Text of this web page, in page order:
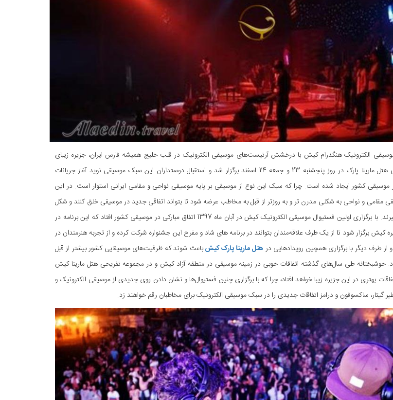
الکترونیک هنگدرام کیش با درخشش آرتیست‌های موسیقی الکترونیک در قلب خلیج همیشه فارس ایران، جزیره زیبای
کیش در مجموعه تفریحی هتل مارینا پارک در روز پنجشنبه 23 و جمعه 24 اسفند برگزار شد و استقبال دوستداران این سبک موسیقی نوید آغاز جریانات
کشور ایجاد شده است. چرا که سبک این نوع از موسیقی بر پایه موسیقی نواحی و مقامی ایرانی استوار است. در این
مقامی و نواحی به شکلی مدرن تر و به روزتر از قبل به مخاطب عرضه شود تا بتواند اتفاقی جدید در موسیقی خلق کنند و شکل
و حالتی جذاب به خود بگیرند. با برگزاری اولین فستیوال موسیقی الکترونیک کیش در آبان ماه 1397 اتفاق مبارکی در موسیقی کشور افتاد که این برنامه در
کیش برگزار شود تا از یک طرف علاقه‌مندان بتوانند در برنامه های شاد و مفرح این جشنواره شرکت کرده و از تجربه هنرمندان در
از طرف دیگر با برگزاری همچین رویدادهایی در هتل مارینا پارک کیشباعث شوند که ظرفیت‌های موسیقایی کشور بیشتر از قبل
خوشبختانه طی سال‌های گذشته اتفاقات خوبی در زمینه موسیقی در منطقه آزاد کیش و در مجموعه تفریحی هتل مارینا کیش
بهتری در این جزیره زیبا خواهد افتاد، چرا که با برگزاری چنین فستیوال‌ها و نشان دادن روی جدیدی از موسیقی الکترونیک و
گیتار، ساکسوفون و درامز اتفاقات جدیدی را در سبک موسیقی الکترونیک برای مخاطبان رقم خواهند زد.